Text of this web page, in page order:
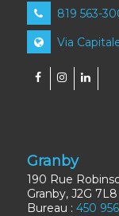
819 563-
Via
Granby
190 Rue
Granby, J2G 7L8
Bureau : 450